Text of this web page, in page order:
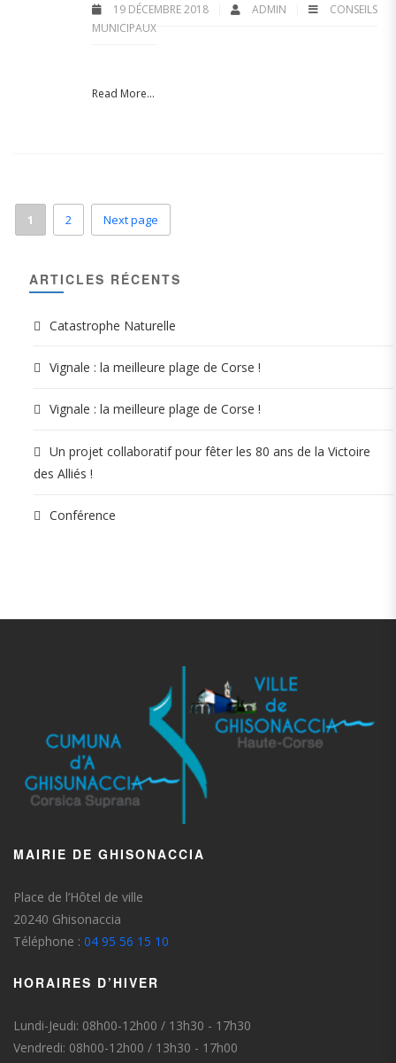
19 DÉCEMBRE 2018 ADMIN
CONSEILS
MUNICIPAUX
Read More...
1 2 Next page
ARTICLES RÉCENTS
Catastrophe Naturelle
Vignale : la meilleure plage de Corse !
Vignale : la meilleure plage de Corse !
Un projet collaboratif pour fêter les 80 ans de la Victoire
des Alliés !
Conférence
MAIRIE DE GHISONACCIA
Place de l’Hôtel de ville
20240 Ghisonaccia
Téléphone : 04 95 56 15 10
HORAIRES D’HIVER
Lundi-Jeudi: 08h00-12h00 / 13h30 - 17h30
Vendredi: 08h00-12h00 / 13h30 - 17h00